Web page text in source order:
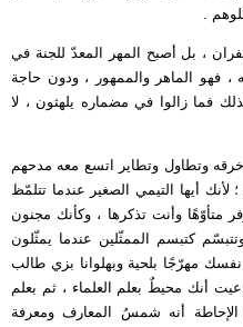
.
، بل أصبح المهر المعدّ للجنة في
فهو الماهر والممهور ، ودون حاجة
فما زالوا في مضماره يلهثون ، لا
وتطاول وتطاير اتسع معه مدحهم
أيها التيمي الصغير عندما تتلمّظ
متأوّهًا وأنت تذكرها ، وكأنك مجنون
كتبسم الممثّلين عندما يمثّلون
مهرّجًا بلحية وبهلوانا بزي طالب
أنك محيطٌ بعلم العلماء ، ثم بعلم
أنه شمسُ المعارف ومعرفة